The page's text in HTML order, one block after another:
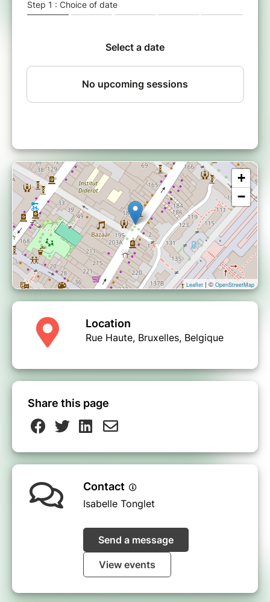
+
−
Leaflet | © OpenStreetMap
Location
Rue Haute, Bruxelles, Belgique
Share this page
Contact
Isabelle Tonglet
Send a message
View events